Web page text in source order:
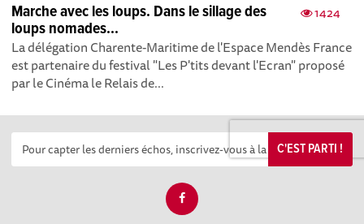
1424
Marche avec les loups. Dans le sillage des
loups nomades...
La délégation Charente-Maritime de l'Espace Mendès France
est partenaire du festival "Les P'tits devant l'Ecran" proposé
par le Cinéma le Relais de...
C'EST PARTI !